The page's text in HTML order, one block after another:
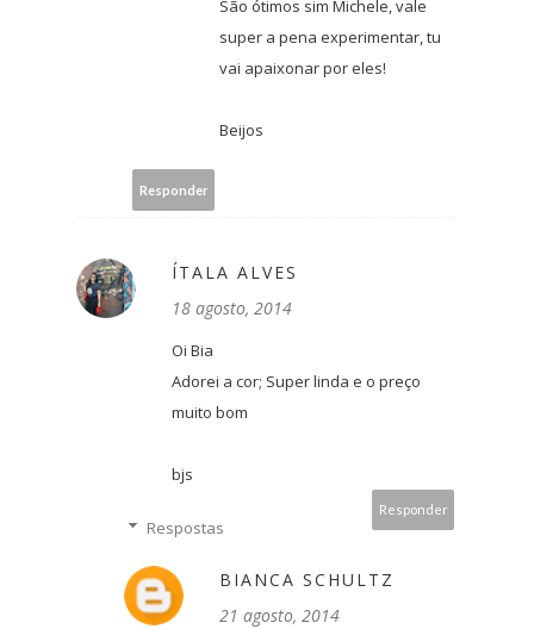
São ótimos sim Michele, vale
super a pena experimentar, tu
vai apaixonar por eles!
Beijos
Responder
ÍTALA ALVES
18 agosto, 2014
Oi Bia
Adorei a cor; Super linda e o preço
muito bom
bjs
Responder
Respostas
BIANCA SCHULTZ
21 agosto, 2014